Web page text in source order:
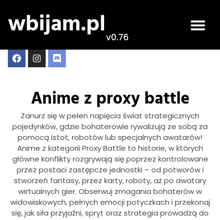
v0.76
Anime z proxy battle
Zanurz się w pełen napięcia świat strategicznych
pojedynków, gdzie bohaterowie rywalizują ze sobą za
pomocą istot, robotów lub specjalnych awatarów!
Anime z kategorii Proxy Battle to historie, w których
główne konflikty rozgrywają się poprzez kontrolowane
przez postaci zastępcze jednostki – od potworów i
stworzeń fantasy, przez karty, roboty, aż po awatary
wirtualnych gier. Obserwuj zmagania bohaterów w
widowiskowych, pełnych emocji potyczkach i przekonaj
się, jak siła przyjaźni, spryt oraz strategia prowadzą do